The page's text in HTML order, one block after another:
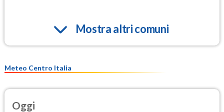
Mostra altri comuni
Meteo Centro Italia
Oggi